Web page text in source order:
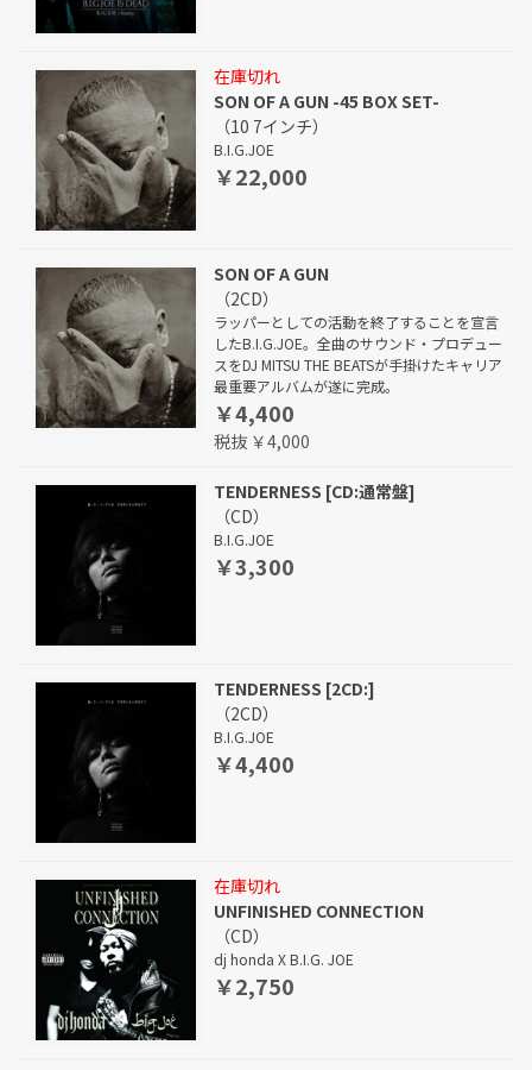
在庫切れ
SON OF A GUN -45 BOX SET-
（10 7インチ）
B.I.G.JOE
￥22,000
SON OF A GUN
（2CD）
ラッパーとしての活動を終了することを宣言
したB.I.G.JOE。全曲のサウンド・プロデュー
スをDJ MITSU THE BEATSが手掛けたキャリア
最重要アルバムが遂に完成。
￥4,400
税抜 ￥4,000
TENDERNESS [CD:通常盤]
（CD）
B.I.G.JOE
￥3,300
TENDERNESS [2CD:]
（2CD）
B.I.G.JOE
￥4,400
在庫切れ
UNFINISHED CONNECTION
（CD）
dj honda X B.I.G. JOE
￥2,750